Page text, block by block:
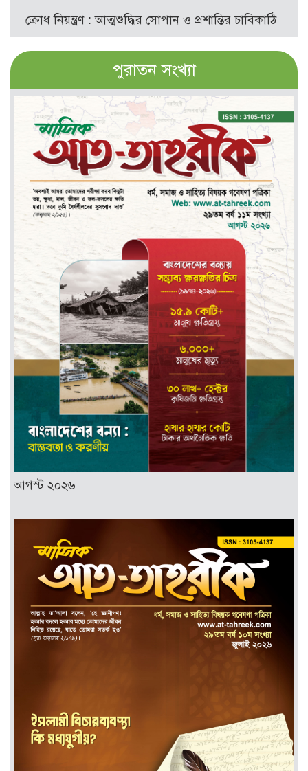
ক্রোধ নিয়ন্ত্রণ : আত্মশুদ্ধির সোপান ও প্রশান্তির চাবিকাঠি
পুরাতন সংখ্যা
আগস্ট ২০২৬